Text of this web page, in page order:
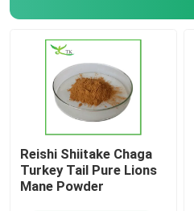
Reishi Shiitake Chaga
Turkey Tail Pure Lions
Mane Powder